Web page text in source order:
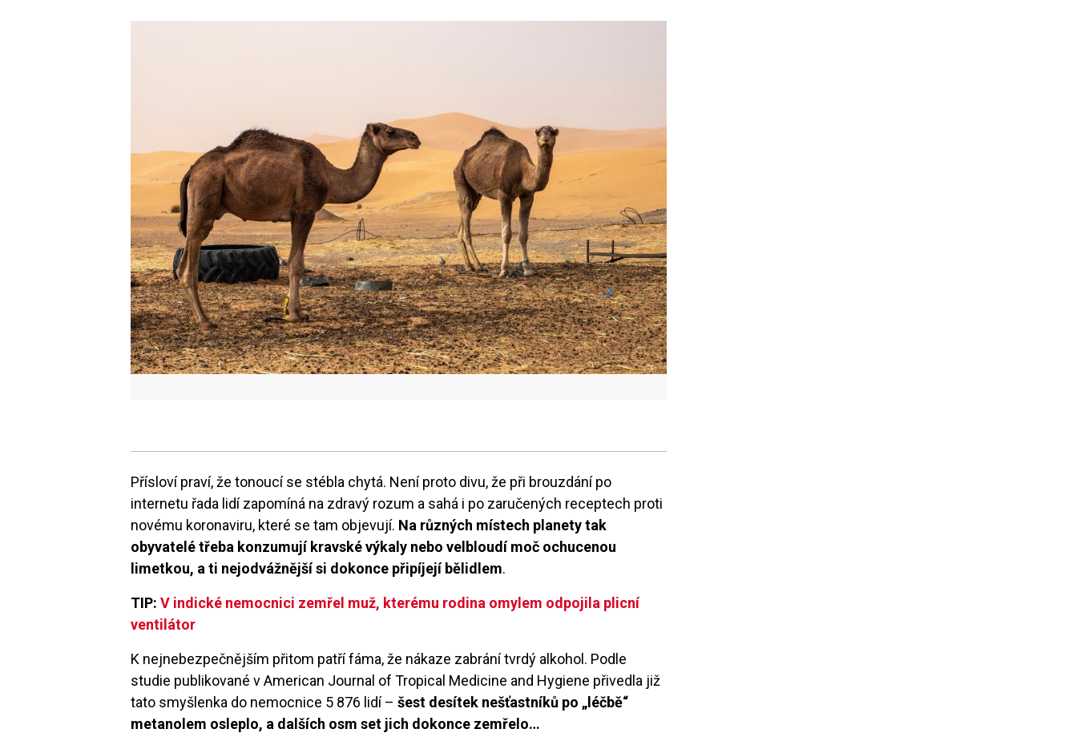
Přísloví praví, že tonoucí se stébla chytá. Není proto divu, že při brouzdání po
internetu řada lidí zapomíná na zdravý rozum a sahá i po zaručených receptech proti
novému koronaviru, které se tam objevují. Na různých místech planety tak
obyvatelé třeba konzumují kravské výkaly nebo velbloudí moč ochucenou
limetkou, a ti nejodvážnější si dokonce připíjejí bělidlem.
TIP:V indické nemocnici zemřel muž, kterému rodina omylem odpojila plicní
ventilátor
K nejnebezpečnějším přitom patří fáma, že nákaze zabrání tvrdý alkohol. Podle
studie publikované v American Journal of Tropical Medicine and Hygiene přivedla již
tato smyšlenka do nemocnice 5 876 lidí –šest desítek nešťastníků po „léčbě“
metanolem osleplo, a dalších osm set jich dokonce zemřelo…